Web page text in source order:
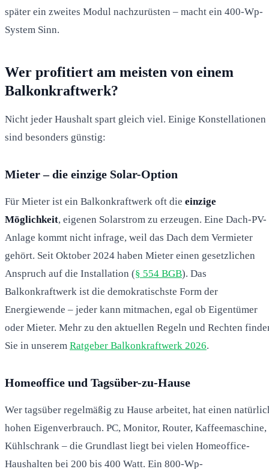
später ein zweites Modul nachzurüsten – macht ein 400-Wp-
System Sinn.
Wer profitiert am meisten von einem
Balkonkraftwerk?
Nicht jeder Haushalt spart gleich viel. Einige Konstellationen
sind besonders günstig:
Mieter – die einzige Solar-Option
Für Mieter ist ein Balkonkraftwerk oft die einzige
Möglichkeit, eigenen Solarstrom zu erzeugen. Eine Dach-PV-
Anlage kommt nicht infrage, weil das Dach dem Vermieter
gehört. Seit Oktober 2024 haben Mieter einen gesetzlichen
Anspruch auf die Installation (§ 554 BGB). Das
Balkonkraftwerk ist die demokratischste Form der
Energiewende – jeder kann mitmachen, egal ob Eigentümer
oder Mieter. Mehr zu den aktuellen Regeln und Rechten
Sie in unserem Ratgeber Balkonkraftwerk 2026.
Homeoffice und Tagsüber-zu-Hause
Wer tagsüber regelmäßig zu Hause arbeitet, hat einen
hohen Eigenverbrauch. PC, Monitor, Router, Kaffeemaschine,
Kühlschrank – die Grundlast liegt bei vielen Homeoffice-
Haushalten bei 200 bis 400 Watt. Ein 800-Wp-